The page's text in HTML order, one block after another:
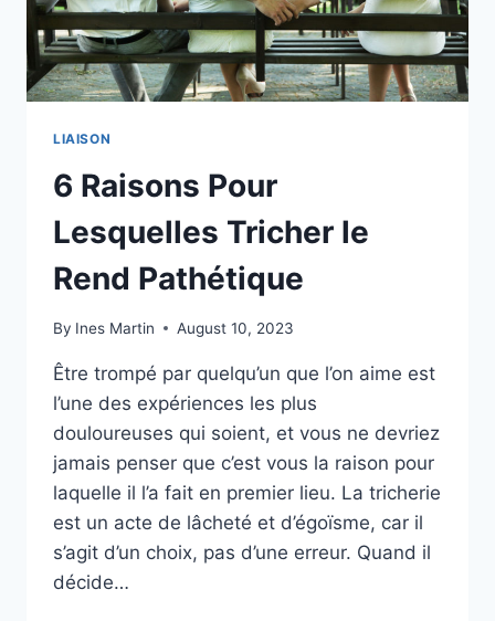
LIAISON
6 Raisons Pour
Lesquelles Tricher le
Rend Pathétique
By Ines Martin August 10, 2023
Être trompé par quelqu’un que l’on aime est
l’une des expériences les plus
douloureuses qui soient, et vous ne devriez
jamais penser que c’est vous la raison pour
laquelle il l’a fait en premier lieu. La tricherie
est un acte de lâcheté et d’égoïsme, car il
s’agit d’un choix, pas d’une erreur. Quand il
décide…